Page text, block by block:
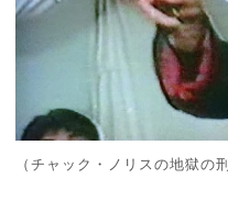
（チャック・ノリスの地獄の